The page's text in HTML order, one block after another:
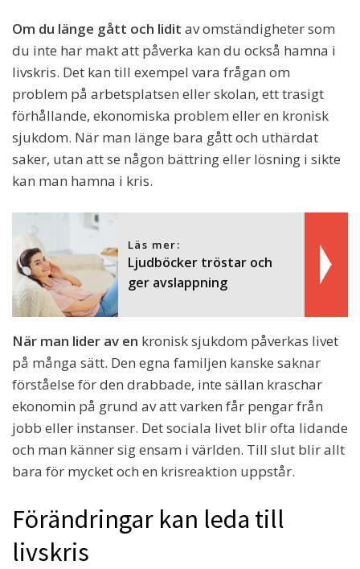
Om du länge gått och lidit av omständigheter som
du inte har makt att påverka kan du också hamna i
livskris. Det kan till exempel vara frågan om
problem på arbetsplatsen eller skolan, ett trasigt
förhållande, ekonomiska problem eller en kronisk
sjukdom. När man länge bara gått och uthärdat
saker, utan att se någon bättring eller lösning i sikte
kan man hamna i kris.
Läs mer:
Ljudböcker tröstar och
ger avslappning
När man lider av en kronisk sjukdom påverkas livet
på många sätt. Den egna familjen kanske saknar
förståelse för den drabbade, inte sällan kraschar
ekonomin på grund av att varken får pengar från
jobb eller instanser. Det sociala livet blir ofta lidande
och man känner sig ensam i världen. Till slut blir allt
bara för mycket och en krisreaktion uppstår.
Förändringar kan leda till
livskris